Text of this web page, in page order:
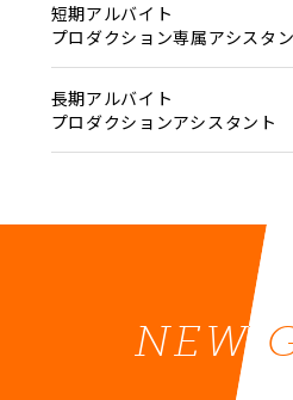
短期アルバイト
プロダクション専属アシスタ
長期アルバイト
プロダクションアシスタント
NEW
NEW